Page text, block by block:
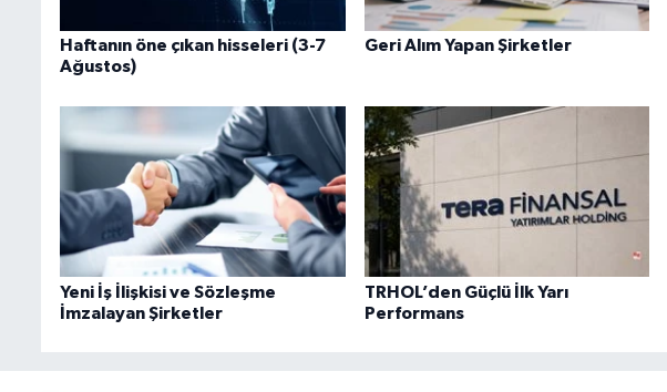
Haftanın öne çıkan hisseleri (3-7
Ağustos)
Geri Alım Yapan Şirketler
Yeni İş İlişkisi ve Sözleşme
İmzalayan Şirketler
TRHOL’den Güçlü İlk Yarı
Performans